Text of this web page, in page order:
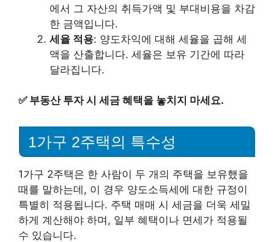
에서 그 자산의 취득가액 및 부대비용을 차감
한 금액입니다.
세율 적용: 양도차익에 대해 세율을 곱해 세
액을 산출합니다. 세율은 보유 기간에 따라
달라집니다.
✅ 부동산 투자 시 세금 혜택을 놓치지 마세요.
1가구 2주택의 특수성
1가구 2주택은 한 사람이 두 개의 주택을 보유했을
때를 말하는데, 이 경우 양도소득세에 대한 규정이
특별히 적용됩니다. 주택 매매 시 세금을 더욱 세밀
하게 계산해야 하며, 일부 혜택이나 면세가 적용될
수 있습니다.